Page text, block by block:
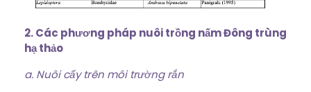
2. Các phương pháp nuôi trồng nấm Đông trùng
hạ thảo
a. Nuôi cấy trên môi trường rắn